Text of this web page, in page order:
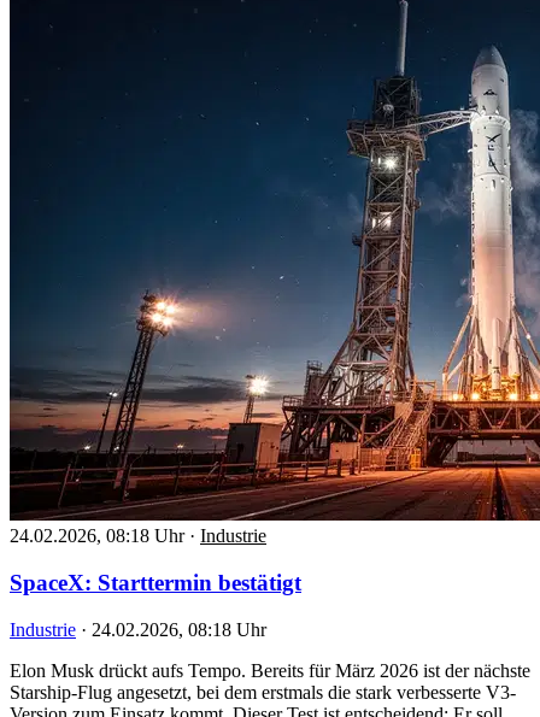
24.02.2026, 08:18 Uhr · Industrie
SpaceX: Starttermin bestätigt
Industrie · 24.02.2026, 08:18 Uhr
Elon Musk drückt aufs Tempo. Bereits für März 2026 ist der nächste
Starship-Flug angesetzt, bei dem erstmals die stark verbesserte V3-